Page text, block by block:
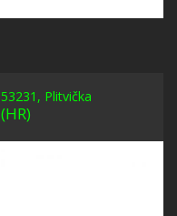
53231, Plitvička
(HR)